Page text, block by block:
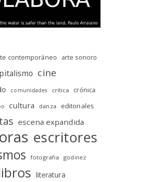
contemporáneo arte sonoro
cine
comunidades crítica crónica
cultura danza editoriales
escena expandida
escritores
fotografia godinez
literatura